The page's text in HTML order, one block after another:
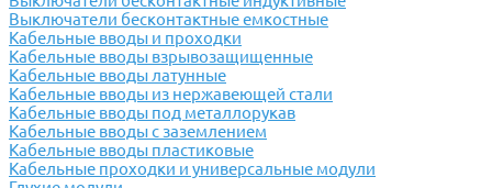
Выключатели бесконтактные емкостные
Кабельные вводы и проходки
Кабельные вводы взрывозащищенные
Кабельные вводы латунные
Кабельные вводы из нержавеющей стали
Кабельные вводы под металлорукав
Кабельные вводы с заземлением
Кабельные вводы пластиковые
Кабельные проходки и универсальные модули